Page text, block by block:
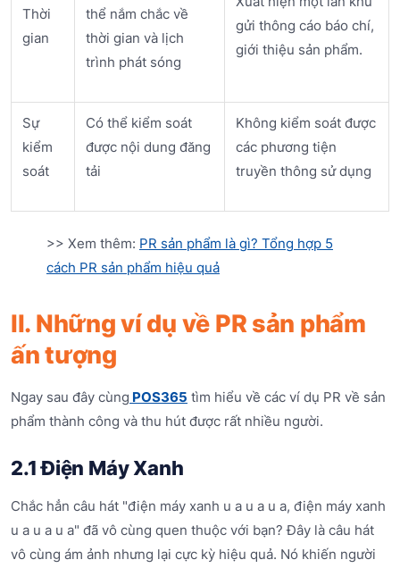
Thời
gian
thể nắm chắc về
thời gian và lịch
trình phát sóng
gửi thông cáo báo chí,
giới thiệu sản phẩm.
Sự
kiểm
soát
Có thể kiểm soát
được nội dung đăng
tải
Không kiểm soát được
các phương tiện
truyền thông sử dụng
>> Xem thêm: PR sản phẩm là gì? Tổng hợp 5
cách PR sản phẩm hiệu quả
II. Những ví dụ về PR sản phẩm
ấn tượng
Ngay sau đây cùng POS365 tìm hiểu về các ví dụ PR về sản
phẩm thành công và thu hút được rất nhiều người.
2.1 Điện Máy Xanh
Chắc hẳn câu hát "điện máy xanh u a u a u a, điện máy xanh
u a u a u a" đã vô cùng quen thuộc với bạn? Đây là câu hát
vô cùng ám ảnh nhưng lại cực kỳ hiệu quả. Nó khiến người